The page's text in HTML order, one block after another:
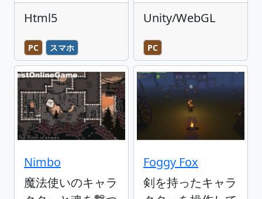
Html5
PC スマホ
Unity/WebGL
PC
Nimbo
魔法使いのキャラ
Foggy Fox
剣を持ったキャラ